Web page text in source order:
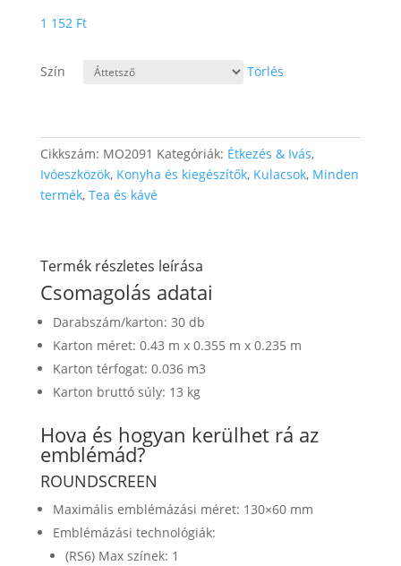
1 152 Ft
Szín Törlés
Cikkszám: MO2091 Kategóriák: Étkezés & Ivás,
Ivóeszközök, Konyha és kiegészítők, Kulacsok, Minden
termék, Tea és kávé
Termék részletes leírása
Csomagolás adatai
Darabszám/karton: 30 db
Karton méret: 0.43 m x 0.355 m x 0.235 m
Karton térfogat: 0.036 m3
Karton bruttó súly: 13 kg
Hova és hogyan kerülhet rá az
emblémád?
ROUNDSCREEN
Maximális emblémázási méret: 130×60 mm
Emblémázási technológiák:
(RS6) Max színek: 1